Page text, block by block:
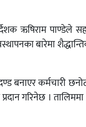
ऋषिराम
बारेमा
बनाएर कर्मचारी
गरिनेछ ।